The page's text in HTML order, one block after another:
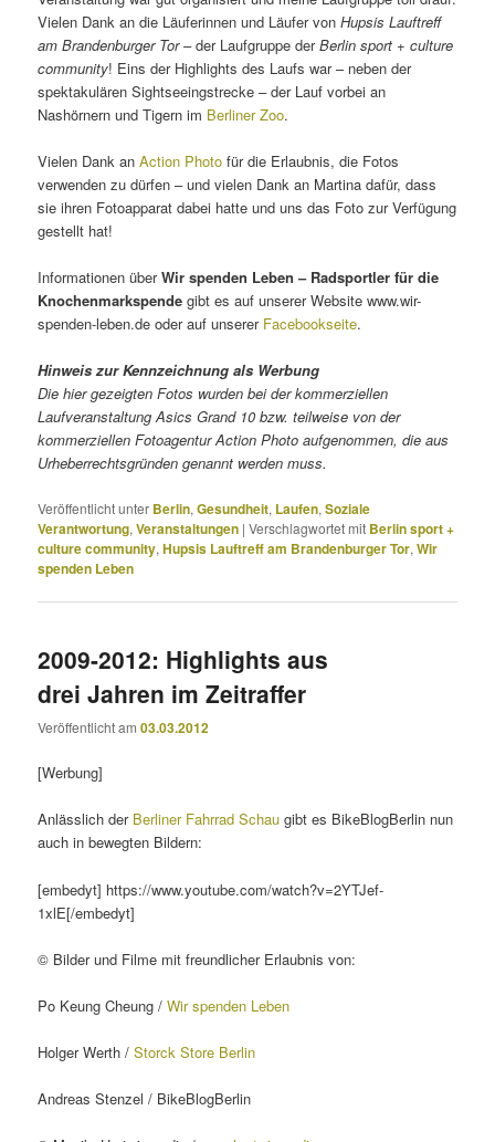
Vielen Dank an die Läuferinnen und Läufer vonHupsis Lauftreff
am Brandenburger Tor– der Laufgruppe derBerlin sport + culture
community! Eins der Highlights des Laufs war – neben der
spektakulären Sightseeingstrecke – der Lauf vorbei an
Nashörnern und Tigern im Berliner Zoo.
Vielen Dank anAction Photo für die Erlaubnis, die Fotos
verwenden zu dürfen – und vielen Dank an Martina dafür, dass
sie ihren Fotoapparat dabei hatte und uns das Foto zur Verfügung
gestellt hat!
Informationen überWir spenden Leben – Radsportler für die
Knochenmarkspende gibt es auf unserer Website www.wir-
spenden-leben.de oder auf unserer Facebookseite.
Hinweis zur Kennzeichnung als Werbung
Die hier gezeigten Fotos wurden bei der kommerziellen
Laufveranstaltung Asics Grand 10 bzw. teilweise von der
kommerziellen Fotoagentur Action Photo aufgenommen, die aus
Urheberrechtsgründen genannt werden muss.
Veröffentlicht unter Berlin,Gesundheit, Laufen,Soziale
Verantwortung,Veranstaltungen |Verschlagwortet mit Berlin sport +
culture community,Hupsis Lauftreff am Brandenburger Tor,Wir
spenden Leben
2009-2012: Highlights aus
drei Jahren im Zeitraffer
Veröffentlicht am03.03.2012
[Werbung]
Anlässlich der Berliner Fahrrad Schau gibt es BikeBlogBerlin nun
auch in bewegten Bildern:
[embedyt] https://www.youtube.com/watch?v=2YTJef-
1xlE[/embedyt]
© Bilder und Filme mit freundlicher Erlaubnis von:
Po Keung Cheung /Wir spenden Leben
Holger Werth /Storck Store Berlin
Andreas Stenzel / BikeBlogBerlin